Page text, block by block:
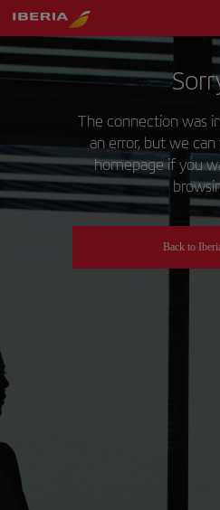
The connection was
an error, but we
homepage if you
Back to